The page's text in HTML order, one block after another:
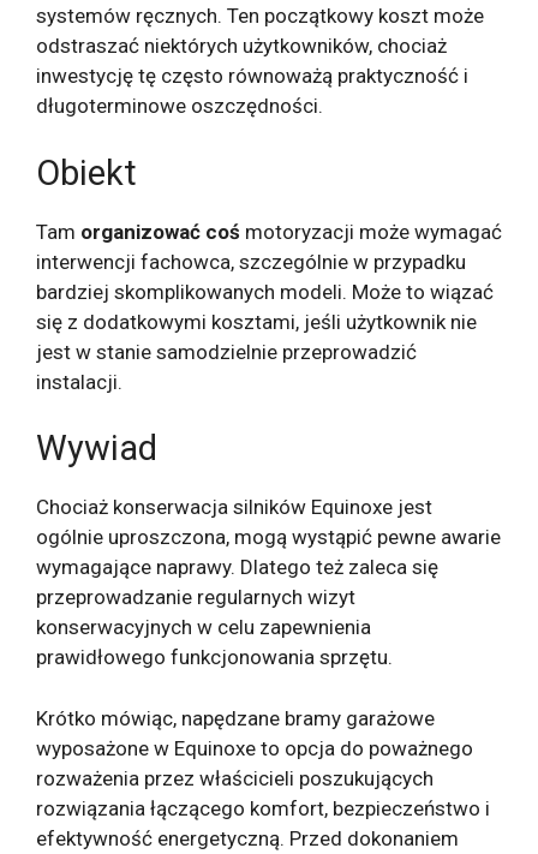
systemów ręcznych. Ten początkowy koszt może
odstraszać niektórych użytkowników, chociaż
inwestycję tę często równoważą praktyczność i
długoterminowe oszczędności.
Obiekt
Tam organizować coś motoryzacji może wymagać
interwencji fachowca, szczególnie w przypadku
bardziej skomplikowanych modeli. Może to wiązać
się z dodatkowymi kosztami, jeśli użytkownik nie
jest w stanie samodzielnie przeprowadzić
instalacji.
Wywiad
Chociaż konserwacja silników Equinoxe jest
ogólnie uproszczona, mogą wystąpić pewne awarie
wymagające naprawy. Dlatego też zaleca się
przeprowadzanie regularnych wizyt
konserwacyjnych w celu zapewnienia
prawidłowego funkcjonowania sprzętu.
Krótko mówiąc, napędzane bramy garażowe
wyposażone w Equinoxe to opcja do poważnego
rozważenia przez właścicieli poszukujących
rozwiązania łączącego komfort, bezpieczeństwo i
efektywność energetyczną. Przed dokonaniem